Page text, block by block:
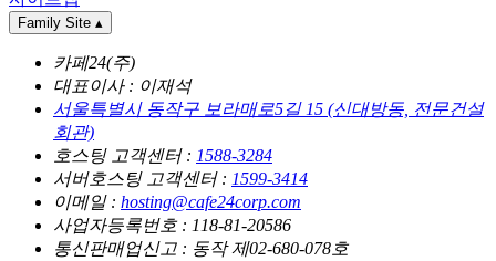
Family Site ▴
카페24(주)
대표이사 : 이재석
서울특별시 동작구 보라매로5길 15 (신대방동, 전문건설
회관)
호스팅 고객센터 : 1588-3284
서버호스팅 고객센터 : 1599-3414
이메일 : hosting@cafe24corp.com
사업자등록번호 : 118-81-20586
통신판매업신고 : 동작 제02-680-078호